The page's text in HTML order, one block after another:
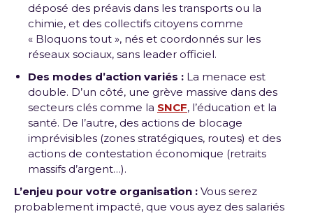
déposé des préavis dans les transports ou la
chimie, et des collectifs citoyens comme
« Bloquons tout », nés et coordonnés sur les
réseaux sociaux, sans leader officiel.
Des modes d’action variés : La menace est
double. D’un côté, une grève massive dans des
secteurs clés comme la SNCF, l’éducation et la
santé. De l’autre, des actions de blocage
imprévisibles (zones stratégiques, routes) et des
actions de contestation économique (retraits
massifs d’argent…).
L’enjeu pour votre organisation : Vous serez
probablement impacté, que vous ayez des salariés